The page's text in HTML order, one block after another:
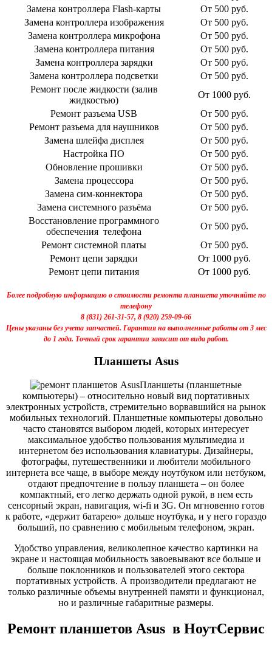
Замена контроллера Flash-карты
От 500 руб.
Замена контроллера изображения
От 500 руб.
Замена контроллера микрофона
От 500 руб.
Замена контроллера питания
От 500 руб.
Замена контроллера зарядки
От 500 руб.
Замена контроллера подсветки
От 500 руб.
Ремонт после жидкости (залив
жидкостью)
От 1000 руб.
Ремонт разъема USB
От 500 руб.
Ремонт разъема для наушников
От 500 руб.
Замена шлейфа дисплея
От 500 руб.
Настройка ПО
От 500 руб.
Обновление прошивки
От 500 руб.
Замена процессора
От 500 руб.
Замена сим-коннектора
От 500 руб.
Замена системного разъёма
От 500 руб.
Восстановление программного
обеспечения телефона
От 500 руб.
Ремонт системной платы
От 500 руб.
Ремонт цепи зарядки
От 1000 руб.
Ремонт цепи питания
От 1000 руб.
Более подробную информацию о стоимости ремонта планшета уточняйте по
телефону
8 (831) 261-31-57, 8 (920) 259-09-66
Цены указаны без учета запчастей. Гарантия на выполненные работы от 3 мес
до 1 года. Точный срок гарантии зависит от вида работ.
Планшеты Asus
Планшеты (планшетные
компьютеры) – относительно новый вид портативных
электронных устройств, стремительно ворвавшийся на рынок
мобильных технологий. Планшетные компьютеры довольно
часто становятся выбором людей, которых интересует
максимальное удобство пользования мультимедиа и
интернетом без использования клавиатуры. Дизайнеры,
фотографы, путешественники и любители мобильного
интернета все чаще, в выборе между ноутбуком или нетбуком,
отдают предпочтение в пользу планшета – он более
компактный, его легко держать одной рукой, в нем есть
сенсорный экран, навигация, wi-fi и 3G. Он мгновенно готов
к работе, «держит батарею» дольше ноутбука, и у него гораздо
больший, по сравнению с мобильным телефоном, экран.
Удобство управления, великолепное качество картинки на
экране и настоящая мобильность завоевывают все больше и
больше поклонников и пользователей этого сектора
портативных устройств. А производители предлагают не
только различные объемы внутренней памяти и функционал,
но и различные габаритные размеры.
Ремонт планшетов Asus в НоутСервис